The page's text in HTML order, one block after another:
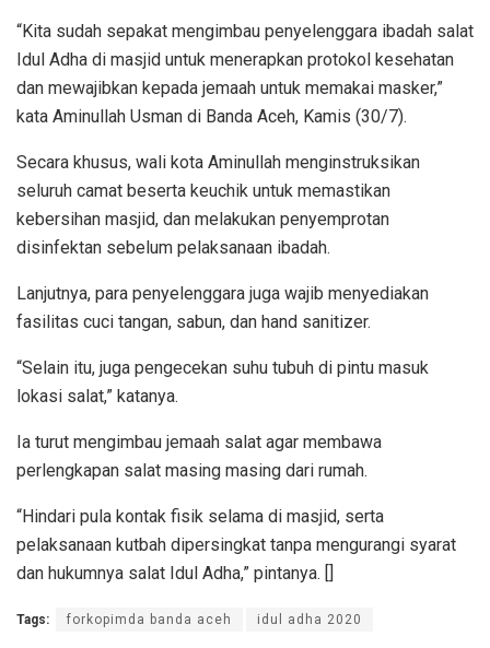
“Kita sudah sepakat mengimbau penyelenggara ibadah salat
Idul Adha di masjid untuk menerapkan protokol kesehatan
dan mewajibkan kepada jemaah untuk memakai masker,”
kata Aminullah Usman di Banda Aceh, Kamis (30/7).
Secara khusus, wali kota Aminullah mengin­struksikan
seluruh camat beserta keuchik untuk memastikan
kebersihan masjid, dan melakukan penyemprotan
disinfektan sebelum pelaksanaan ibadah.
Lanjutnya, para penyelenggara juga wajib menyediakan
fasilitas cuci tangan, sabun, dan hand sanitizer.
“Selain itu, juga pengecekan suhu tubuh di pintu masuk
lokasi salat,” katanya.
Ia turut mengimbau jemaah salat agar membawa
perlengkapan salat masing masing dari rumah.
“Hindari pula kontak fisik selama di masjid, serta
pelaksanaan kutbah dipersingkat tanpa mengurangi syarat
dan hukumnya salat Idul Adha,” pintanya. []
Tags: forkopimda banda aceh idul adha 2020